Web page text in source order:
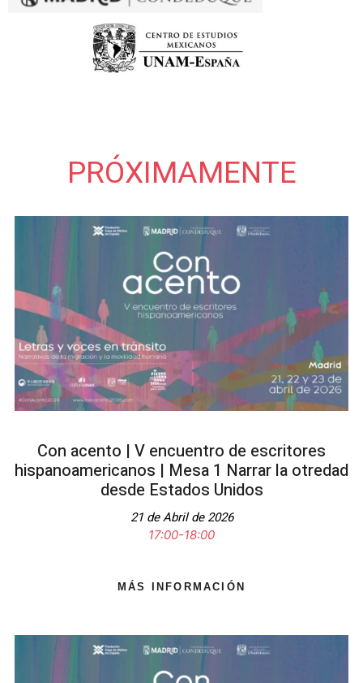
PRÓXIMAMENTE
Con acento | V encuentro de escritores
hispanoamericanos | Mesa 1 Narrar la otredad
desde Estados Unidos
21 de Abril de 2026
17:00-18:00
MÁS INFORMACIÓN